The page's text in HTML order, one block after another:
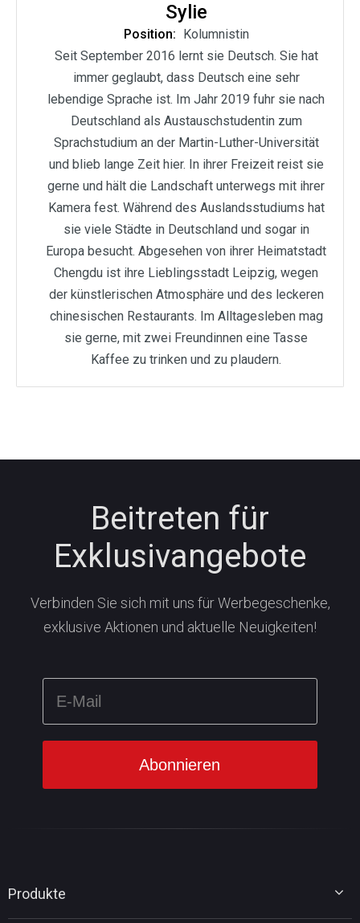
Sylie
Position: Kolumnistin
Seit September 2016 lernt sie Deutsch. Sie hat
immer geglaubt, dass Deutsch eine sehr
lebendige Sprache ist. Im Jahr 2019 fuhr sie nach
Deutschland als Austauschstudentin zum
Sprachstudium an der Martin-Luther-Universität
und blieb lange Zeit hier. In ihrer Freizeit reist sie
gerne und hält die Landschaft unterwegs mit ihrer
Kamera fest. Während des Auslandsstudiums hat
sie viele Städte in Deutschland und sogar in
Europa besucht. Abgesehen von ihrer Heimatstadt
Chengdu ist ihre Lieblingsstadt Leipzig, wegen
der künstlerischen Atmosphäre und des leckeren
chinesischen Restaurants. Im Alltagesleben mag
sie gerne, mit zwei Freundinnen eine Tasse
Kaffee zu trinken und zu plaudern.
Beitreten für
Exklusivangebote
Verbinden Sie sich mit uns für Werbegeschenke,
exklusive Aktionen und aktuelle Neuigkeiten!
Produkte